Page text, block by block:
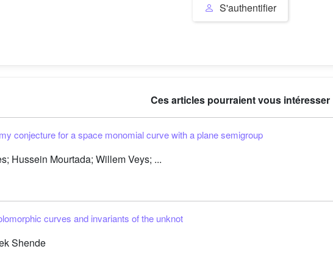
S'authentifier
Ces articles pourraient vous intéresser
conjecture for a space monomial curve with a plane semigroup
Hussein Mourtada; Willem Veys; ...
curves and invariants of the unknot
Shende